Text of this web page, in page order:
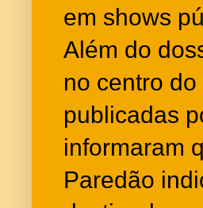
em shows
Além do
no centro
publicadas
informaram
Paredão